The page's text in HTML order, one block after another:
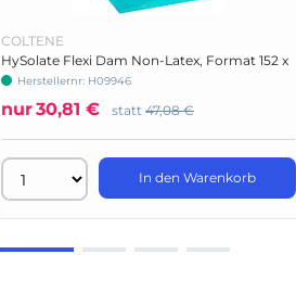
COLTENE
HySolate Flexi Dam Non-Latex, Format 152 x
152 mm
Herstellernr: H09946
nur30,81 € statt 47,08 €
In den Warenkorb